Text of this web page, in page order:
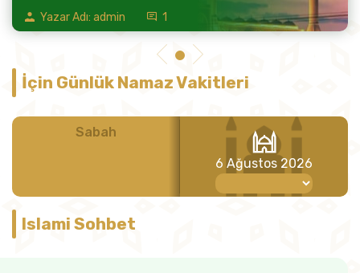
Yazar Adı: admin 1
İçin Günlük Namaz Vakitleri
Sabah Öğle
6 Ağustos 2026
Islami Sohbet